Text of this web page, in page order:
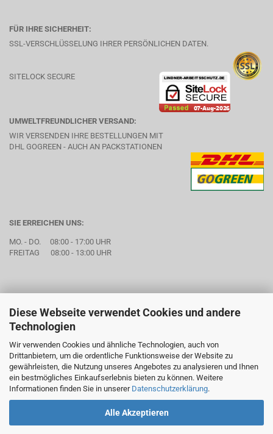
Diese Webseite verwendet Cookies und andere
Technologien
Wir verwenden Cookies und ähnliche Technologien, auch von
Drittanbietern, um die ordentliche Funktionsweise der Website zu
gewährleisten, die Nutzung unseres Angebotes zu analysieren und Ihnen
ein bestmögliches Einkaufserlebnis bieten zu können. Weitere
Informationen finden Sie in unserer Datenschutzerklärung.
Alle Akzeptieren
FÜR IHRE SICHERHEIT:
SSL-VERSCHLÜSSELUNG IHRER PERSÖNLICHEN DATEN.
SITELOCK SECURE
UMWELTFREUNDLICHER VERSAND:
WIR VERSENDEN IHRE BESTELLUNGEN MIT
DHL GOGREEN - AUCH AN PACKSTATIONEN
SIE ERREICHEN UNS:
MO. - DO. 08:00 - 17:00 UHR
FREITAG 08:00 - 13:00 UHR